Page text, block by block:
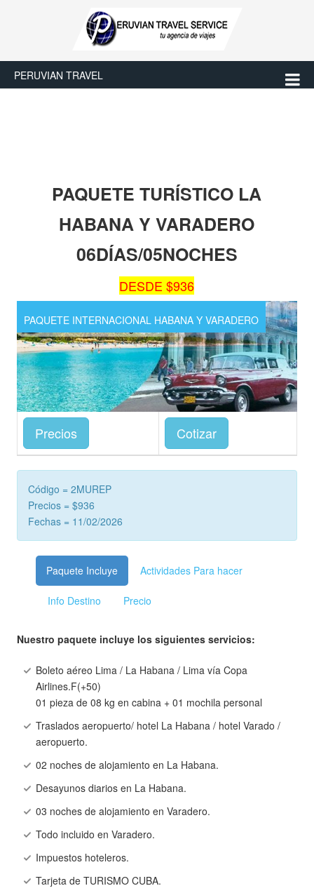
PERUVIAN TRAVEL
PAQUETE TURÍSTICO LA
HABANA Y VARADERO
06DÍAS/05NOCHES
DESDE $936
PAQUETE INTERNACIONAL HABANA Y VARADERO
Precios Cotizar
Código = 2MUREP
Precios = $936
Fechas = 11/02/2026
Paquete Incluye Actividades Para hacer
Info Destino Precio
Nuestro paquete incluye los siguientes servicios:
Boleto aéreo Lima / La Habana / Lima vía Copa
Airlines.F(+50)
01 pieza de 08 kg en cabina + 01 mochila personal
Traslados aeropuerto/ hotel La Habana / hotel Varado /
aeropuerto.
02 noches de alojamiento en La Habana.
Desayunos diarios en La Habana.
03 noches de alojamiento en Varadero.
Todo incluido en Varadero.
Impuestos hoteleros.
Tarjeta de TURISMO CUBA.